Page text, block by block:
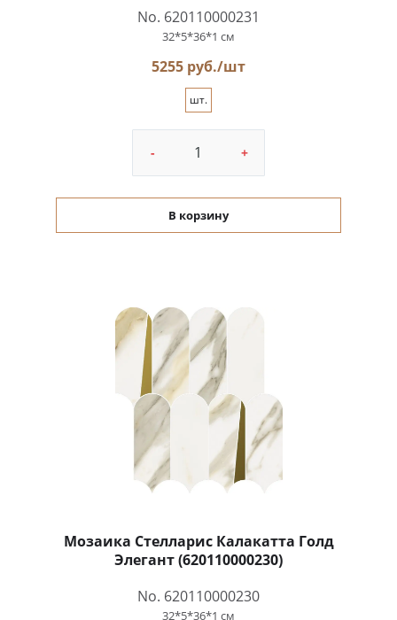
No. 620110000231
32*5*36*1 см
5255 руб./шт
шт.
- +
В корзину
Мозаика Стелларис Калакатта Голд
Элегант (620110000230)
No. 620110000230
32*5*36*1 см